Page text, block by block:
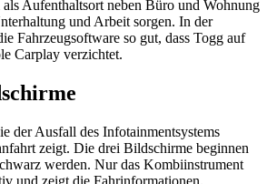
Aufenthaltsort neben Büro und Wohnung
und Arbeit sorgen. In der
Fahrzeugsoftware so gut, dass Togg auf
Carplay verzichtet.
der Ausfall des Infotainmentsystems
zeigt. Die drei Bildschirme beginnen
werden. Nur das Kombiinstrument
und zeigt die Fahrinformationen.